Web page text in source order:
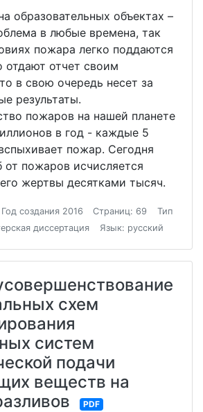
образовательных объектах –
в любые времена, так
пожара легко поддаются
отдают отчет своим
в свою очередь несет за
результаты.
пожаров на нашей планете
в год - каждые 5
пожар. Сегодня
пожаров исчисляется
жертвы десятками тысяч.
Год создания 2016 Страниц: 69
Тип
диссертация
Язык: русский
схем
систем
подачи
веществ на
PDF